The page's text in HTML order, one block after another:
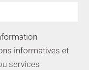
informatives et
services